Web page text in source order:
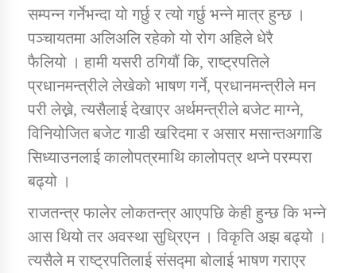
सम्पन्न गर्नेभन्दा यो गर्छु र त्यो गर्छु भन्ने मात्र हुन्छ ।
पञ्चायतमा अलिअलि रहेको यो रोग अहिले धेरै
फैलियो । हामी यसरी ठगियौं कि, राष्ट्रपतिले
प्रधानमन्त्रीले लेखेको भाषण गर्ने, प्रधानमन्त्रीले मन
परी लेख्ने, त्यसैलाई देखाएर अर्थमन्त्रीले बजेट माग्ने,
विनियोजित बजेट गाडी खरिदमा र असार मसान्तअगाडि
सिध्याउनलाई कालोपत्रमाथि कालोपत्र थप्ने परम्परा
बढ्यो ।
राजतन्त्र फालेर लोकतन्त्र आएपछि केही हुन्छ कि भन्ने
आस थियो तर अवस्था सुध्रिएन । विकृति अझ बढ्यो ।
त्यसैले म राष्ट्रपतिलाई संसद्मा बोलाई भाषण गराएर